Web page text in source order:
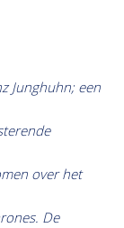
Junghuhn; een
over het
De